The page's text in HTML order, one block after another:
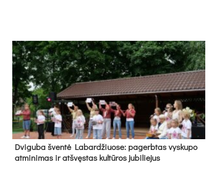
Dvi­gu­ba šven­tė La­bar­džiuo­se: pa­gerb­tas vys­ku­po
at­mi­ni­mas ir at­švęs­tas kul­tū­ros ju­bi­lie­jus